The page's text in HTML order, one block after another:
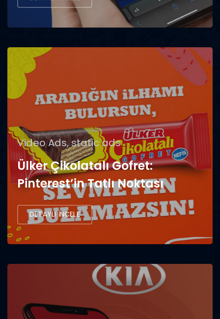
Video Ads, static ads
Ülker Çikolatalı Gofret:
Pinterest’in Tatlı Noktası
DETAYLI İNCELE